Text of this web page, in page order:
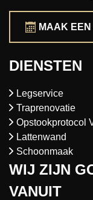
MAAK
DIENSTEN
Legservice
Traprenovatie
Opstookprotocol
Lattenwand
Schoonmaak
WIJ ZIJN
VANUIT